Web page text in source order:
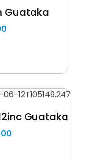
Guataka
Guataka